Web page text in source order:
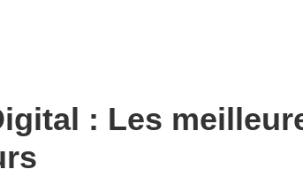
: Les